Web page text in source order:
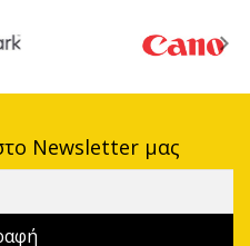
Newsletter μας